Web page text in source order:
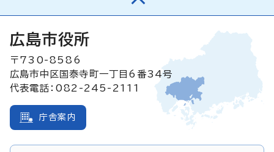
広島市役所
〒730-8586
広島市中区国泰寺町一丁目6番34号
代表電話：082-245-2111
庁舎案内